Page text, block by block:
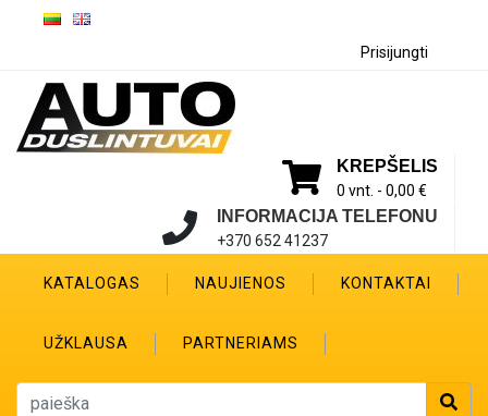
Prisijungti
KREPŠELIS
0 vnt. - 0,00 €
INFORMACIJA TELEFONU
+370 652 41237
KATALOGAS NAUJIENOS KONTAKTAI
UŽKLAUSA PARTNERIAMS